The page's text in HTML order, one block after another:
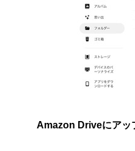
Amazon Driveにアッ